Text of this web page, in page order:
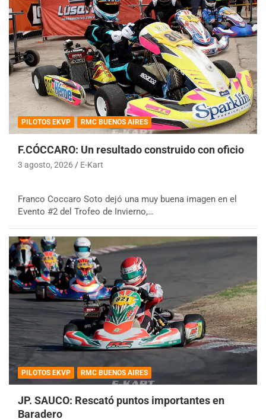
PILOTOS EKVP RMC BUENOS AIRES
F.CÓCCARO: Un resultado construido con oficio
3 agosto, 2026 E-Kart
Franco Coccaro Soto dejó una muy buena imagen en el
Evento #2 del Trofeo de Invierno,…
PILOTOS EKVP RMC BUENOS AIRES
JP. SAUCO: Rescató puntos importantes en
Baradero